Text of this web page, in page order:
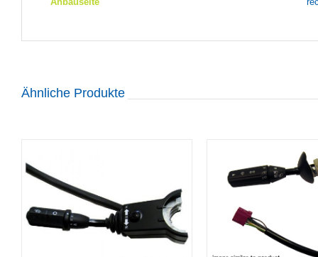
Ähnliche Produkte